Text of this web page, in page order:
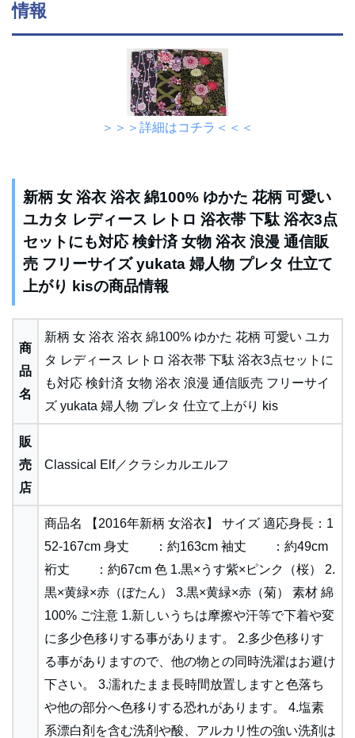
情報
＞＞＞詳細はコチラ＜＜＜
新柄 女 浴衣 浴衣 綿100% ゆかた 花柄 可愛い
ユカタ レディース レトロ 浴衣帯 下駄 浴衣3点
セットにも対応 検針済 女物 浴衣 浪漫 通信販
売 フリーサイズ yukata 婦人物 プレタ 仕立て
上がり kisの商品情報
商
品
名
新柄 女 浴衣 浴衣 綿100% ゆかた 花柄 可愛い ユカ
タ レディース レトロ 浴衣帯 下駄 浴衣3点セットに
も対応 検針済 女物 浴衣 浪漫 通信販売 フリーサイ
ズ yukata 婦人物 プレタ 仕立て上がり kis
販
売
店
Classical Elf／クラシカルエルフ
商品名 【2016年新柄 女浴衣】 サイズ 適応身長：1
52-167cm 身丈 ：約163cm 袖丈 ：約49cm
裄丈 ：約67cm 色 1.黒×うす紫×ピンク（桜） 2.
黒×黄緑×赤（ぼたん） 3.黒×黄緑×赤（菊） 素材 綿
100% ご注意 1.新しいうちは摩擦や汗等で下着や変
に多少色移りする事があります。 2.多少色移りす
る事がありますので、他の物との同時洗濯はお避け
下さい。 3.濡れたまま長時間放置しますと色落ち
や他の部分へ色移りする恐れがあります。 4.塩素
系漂白剤を含む洗剤や酸、アルカリ性の強い洗剤は